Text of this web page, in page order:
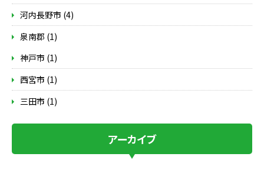
河内長野市 (4)
泉南郡 (1)
神戸市 (1)
西宮市 (1)
三田市 (1)
アーカイブ